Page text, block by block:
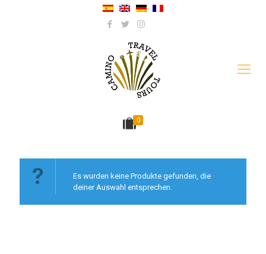
0
Es wurden keine Produkte gefunden, die
deiner Auswahl entsprechen.